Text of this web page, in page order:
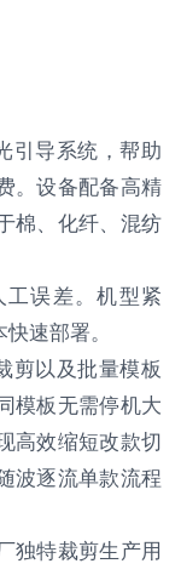
引导系统，帮助
。设备配备高精
棉、化纤、混纺
工误差。机型紧
速部署。
剪以及批量模板
模板无需停机大
高效缩短改款切
波逐流单款流程
独特裁剪生产用